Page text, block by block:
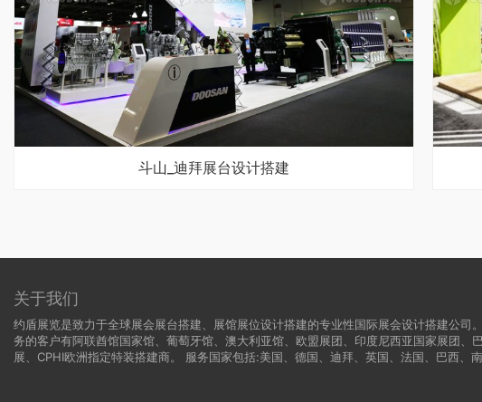
斗山_迪拜展台设计搭建
关于我们
约盾展览是致力于全球展会展台搭建、展馆展位设计搭建的专业性国际展会设计搭建公
务的客户有阿联酋馆国家馆、葡萄牙馆、澳大利亚馆、欧盟展团、印度尼西亚国家展团
展、CPHI欧洲指定特装搭建商。 服务国家包括:美国、 德国、迪拜、英国、法国、巴西、